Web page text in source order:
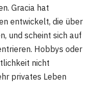
Gracia hat
entwickelt, die über
und scheint sich auf
Hobbys oder
nicht
privates Leben